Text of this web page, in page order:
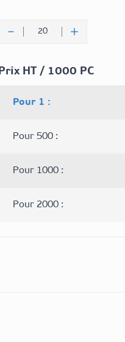
Quantité
Prix HT / 1000 PC
Pour 1 :
Pour 500 :
Pour 1000 :
Pour 2000 :